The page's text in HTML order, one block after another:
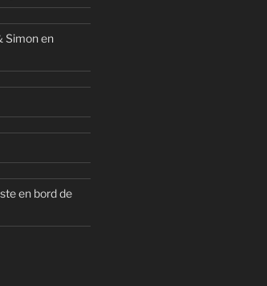
Simon en
en bord de